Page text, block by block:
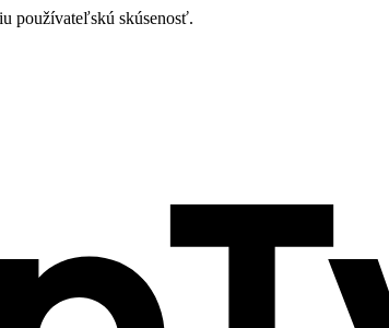
používateľskú skúsenosť.